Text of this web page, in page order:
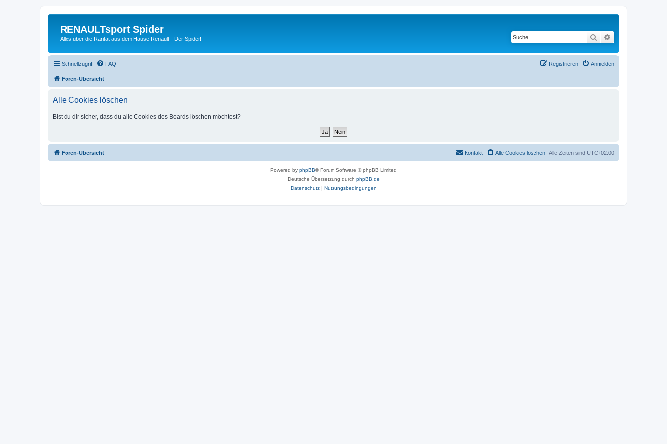
RENAULTsport Spider
Alles über die Rarität aus dem Hause Renault - Der Spider! Suche
Schnellzugriff FAQ Anmelden
Registrieren
Foren-Übersicht
Alle Cookies löschen
Bist du dir sicher, dass du alle Cookies des Boards löschen möchtest?
Foren-Übersicht Alle Zeiten sind UTC+02:00
Alle Cookies löschen
Kontakt
Powered by phpBB® Forum Software © phpBB Limited
Deutsche Übersetzung durch phpBB.de
Datenschutz| Nutzungsbedingungen